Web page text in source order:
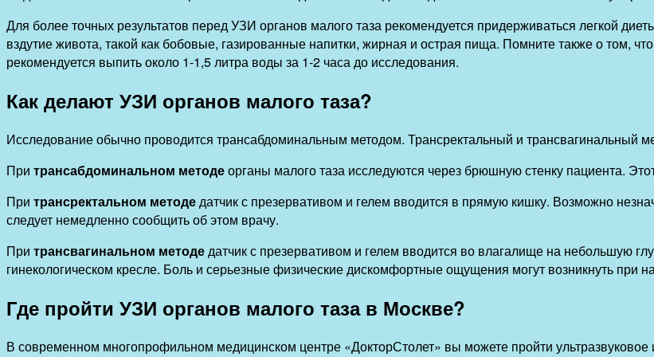
Для более точных результатов перед УЗИ органов малого таза рекомендуется придерживаться легкой
вздутие живота, такой как бобовые, газированные напитки, жирная и острая пища. Помните также о том,
рекомендуется выпить около 1-1,5 литра воды за 1-2 часа до исследования.
Как делают УЗИ органов малого таза?
Исследование обычно проводится трансабдоминальным методом. Трансректальный и трансвагинальный
При трансабдоминальном методеорганы малого таза исследуются через брюшную стенку пациента.
При трансректальном методедатчик с презервативом и гелем вводится в прямую кишку. Возможно
следует немедленно сообщить об этом врачу.
При трансвагинальном методедатчик с презервативом и гелем вводится во влагалище на небольшую
гинекологическом кресле. Боль и серьезные физические дискомфортные ощущения могут возникнуть при
Где пройти УЗИ органов малого таза в Москве?
В современном многопрофильном медицинском центре «ДокторСтолет» вы можете пройти